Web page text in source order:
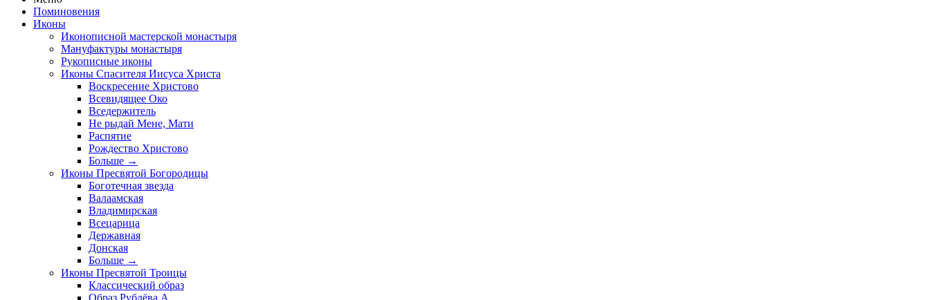
Поминовения
Иконы
Иконописной мастерской монастыря
Мануфактуры монастыря
Рукописные иконы
Иконы Спасителя Иисуса Христа
Воскресение Христово
Всевидящее Око
Вседержитель
Не рыдай Мене, Мати
Распятие
Рождество Христово
Больше →
Иконы Пресвятой Богородицы
Боготечная звезда
Валаамская
Владимирская
Всецарица
Державная
Донская
Больше →
Иконы Пресвятой Троицы
Классический образ
Образ Рублёва А.